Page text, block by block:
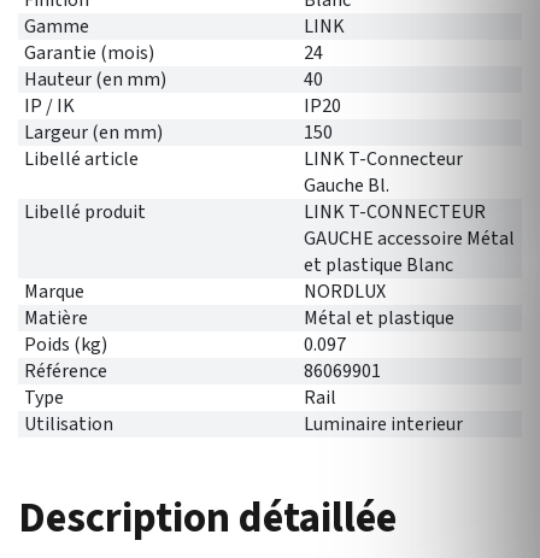
Gamme
LINK
Garantie (mois)
24
Hauteur (en mm)
40
IP / IK
IP20
Largeur (en mm)
150
Libellé article
LINK T-Connecteur
Gauche Bl.
Libellé produit
LINK T-CONNECTEUR
GAUCHE accessoire Métal
et plastique Blanc
Marque
NORDLUX
Matière
Métal et plastique
Poids (kg)
0.097
Référence
86069901
Type
Rail
Utilisation
Luminaire interieur
Description détaillée